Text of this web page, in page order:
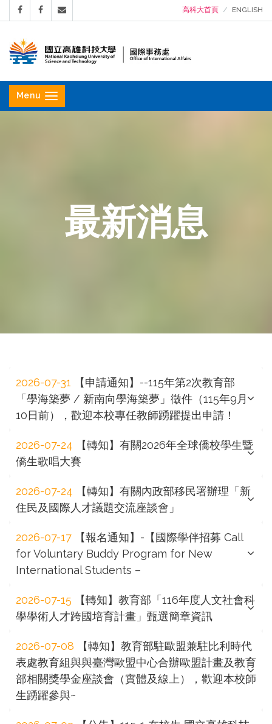
高科大首頁 ENGLISH
立
高
Menu
最新消息
2026-07-31 【申請通知】--115年第2次教育部
「學海築夢 / 新南向學海築夢」徵件（115年9月
10日前），歡迎本校專任教師踴躍提出申請！
2026-07-24 【轉知】有關2026年全球僑校學生暨
僑生歌唱大賽
2026-07-24 【轉知】有關內政部移民署辦理「新
住民及國際人才議題交流座談會」
2026-07-17 【報名通知】-【國際學伴招募 Call
for Voluntary Buddy Program for New
International Students –
2026-07-15 【轉知】教育部「116年度人文社會科
學學術人才跨國培育計畫」甄選簡章資訊
2026-07-08 【轉知】教育部駐歐盟兼駐比利時代
表處教育組與與臺灣歐盟中心合辦歐盟計畫及教育
部相關獎學金座談會（實體及線上），歡迎本校師
生踴躍參與~